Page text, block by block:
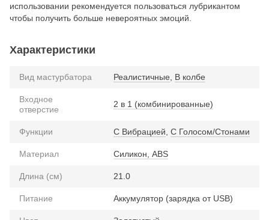
использовании рекомендуется пользоваться лубрикантом
чтобы получить больше невероятных эмоций.
Характеристики
Вид мастурбатора Реалистичные В колбе
Входное
отверстие
2 в 1 (комбинированные)
Функции С Вибрацией С Голосом/Стонами
Материал Силикон, ABS
Длина (см) 21.0
Питание Аккумулятор (зарядка от USB)